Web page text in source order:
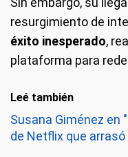
resurgimiento de
éxito inesperado,
plataforma para
Leé también
Susana Giménez en
de Netflix que